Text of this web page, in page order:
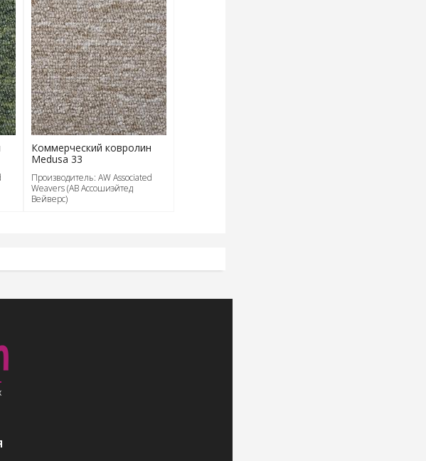
Коммерческий ковролин
Medusa 33
Производитель: AW Associated
Weavers (АВ Ассошиэйтед
Вейверс)